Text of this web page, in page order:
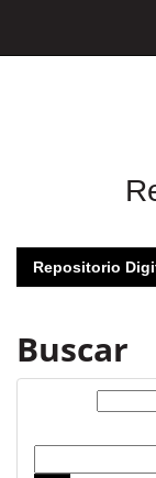
Repositorio
Buscar